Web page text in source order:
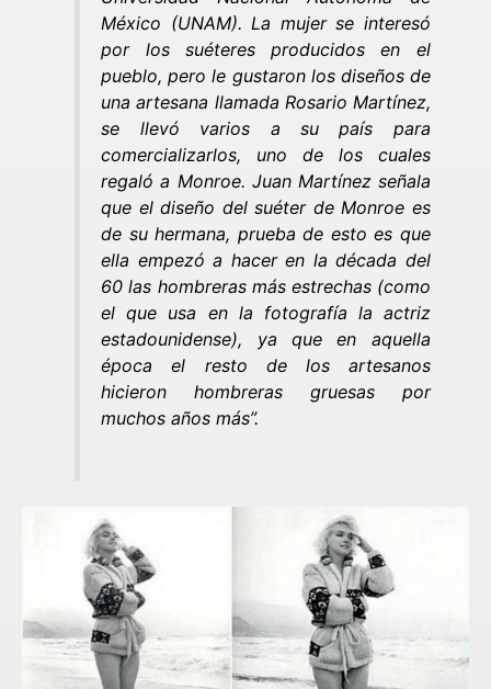
México (UNAM).La mujer se interesó
por los suéteres producidos en el
pueblo, pero le gustaron los diseños de
una artesana llamada Rosario Martínez,
se llevó varios a su país para
comercializarlos, uno de los cuales
regaló a Monroe. Juan Martínez señala
que el diseño del suéter de Monroe es
de su hermana, prueba de esto es que
ella empezó a hacer en la década del
60 las hombreras más estrechas (como
el que usa en la fotografía la actriz
estadounidense), ya que en aquella
época el resto de los artesanos
hicieron hombreras gruesas por
muchos años más”.